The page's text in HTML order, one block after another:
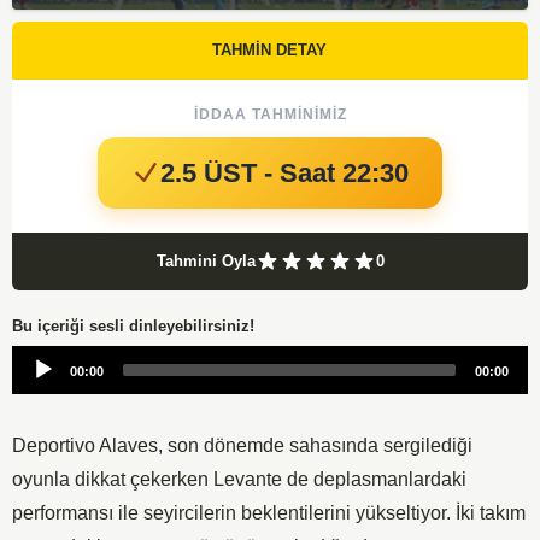
TAHMİN DETAY
İDDAA TAHMINIMIZ
2.5 ÜST - Saat 22:30
Tahmini Oyla 0
Bu içeriği sesli dinleyebilirsiniz!
Audio
00:00 00:00
Deportivo Alaves, son dönemde sahasında sergilediği
oyunla dikkat çekerken Levante de deplasmanlardaki
performansı ile seyircilerin beklentilerini yükseltiyor. İki takım